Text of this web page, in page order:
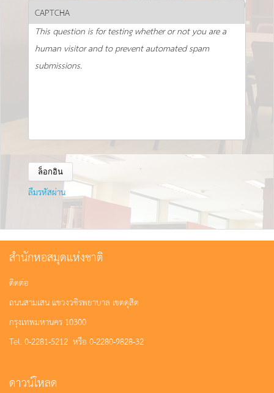
CAPTCHA
This question is for testing whether or not you are a
human visitor and to prevent automated spam
submissions.
ลืมรหัสผ่าน
สำนักหอสมุดแห่งชาติ
ติดต่อ
ถนนสามเสน แขวงวชิรพยาบาล เขตดุสิต
กรุงเทพมหานคร 10300
Tel. 0-2281-5212 หรือ 0-2280-9828-32
ดาวน์โหลด